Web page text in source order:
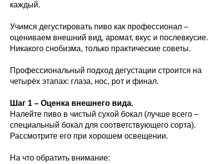
каждый.
Учимся дегустировать пиво как профессионал –
оцениваем внешний вид, аромат, вкус и послевкусие.
Никакого снобизма, только практические советы.
Профессиональный подход дегустации строится на
четырёх этапах: глаза, нос, рот и финал.
Шаг 1 – Оценка внешнего вида.
Налейте пиво в чистый сухой бокал (лучше всего –
специальный бокал для соответствующего сорта).
Рассмотрите его при хорошем освещении.
На что обратить внимание: